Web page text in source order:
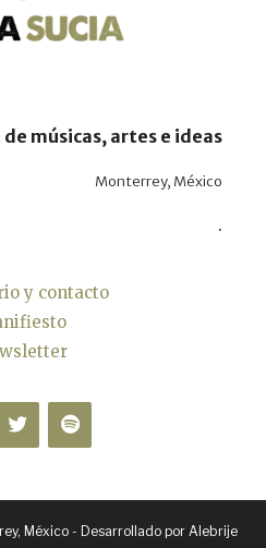
músicas, artes e ideas
Monterrey, México
.
y contacto
México - Desarrollado por Alebrije